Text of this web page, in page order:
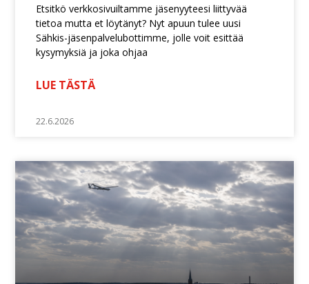
Etsitkö verkkosivuiltamme jäsenyyteesi liittyvää
tietoa mutta et löytänyt? Nyt apuun tulee uusi
Sähkis-jäsenpalvelubottimme, jolle voit esittää
kysymyksiä ja joka ohjaa
LUE TÄSTÄ
22.6.2026